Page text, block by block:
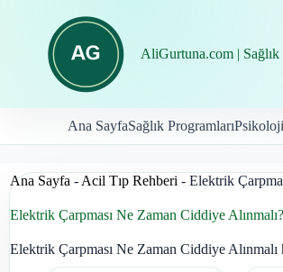
AliGurtuna.com | Sağlık
Ana SayfaSağlık Programları
Ana Sayfa - Acil Tıp Rehberi - Elektrik
Elektrik Çarpması Ne Zaman Ciddiye Alınmalı?
Elektrik Çarpması Ne Zaman Ciddiye